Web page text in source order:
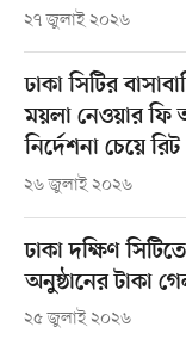
২৭ জুলাই ২০২৬
ঢাকা সিটির
ময়লা নেওয়ার ফি
নির্দেশনা চেয়ে রিট
২৬ জুলাই ২০২৬
ঢাকা দক্ষিণ
অনুষ্ঠানের টাকা
২৫ জুলাই ২০২৬